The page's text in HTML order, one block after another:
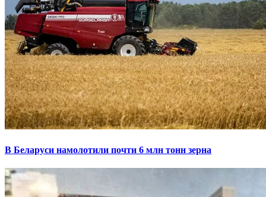
В Беларуси намолотили почти 6 млн тонн зерна